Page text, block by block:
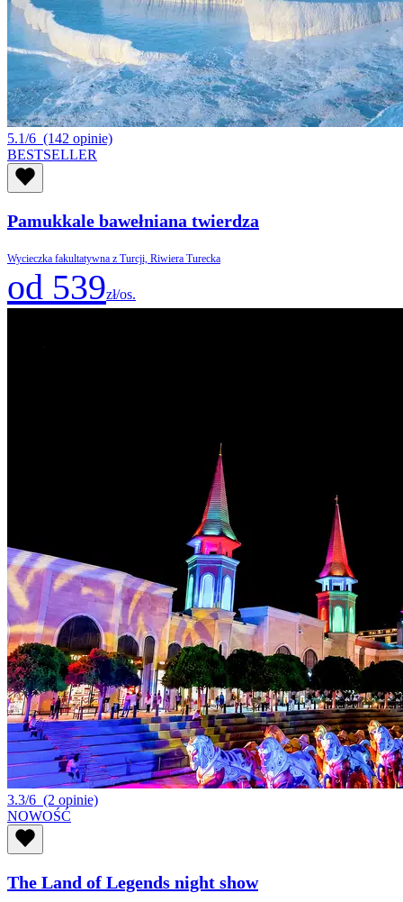
5.1/6 (142 opinie)
BESTSELLER
Pamukkale bawełniana twierdza
Wycieczka fakultatywna z Turcji, Riwiera Turecka
od 539zł/os.
3.3/6 (2 opinie)
NOWOŚĆ
The Land of Legends night show